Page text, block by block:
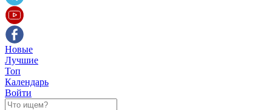
Новые
Лучшие
Топ
Календарь
Войти